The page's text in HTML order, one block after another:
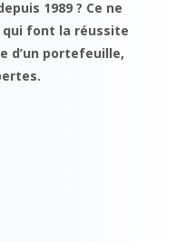
1989 ? Ce ne
qui font la réussite
d’un portefeuille,